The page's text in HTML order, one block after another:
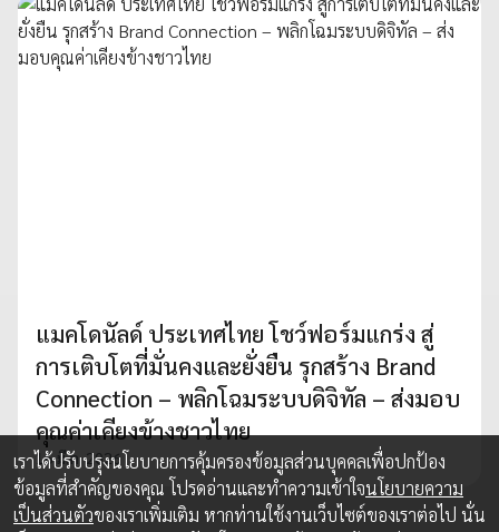
แมคโดนัลด์ ประเทศไทย โชว์ฟอร์มแกร่ง สู่
การเติบโตที่มั่นคงและยั่งยืน รุกสร้าง Brand
Connection – พลิกโฉมระบบดิจิทัล – ส่งมอบ
คุณค่าเคียงข้างชาวไทย
16 มี.ค. 2026
เราได้ปรับปรุงนโยบายการคุ้มครองข้อมูลส่วนบุคคลเพื่อปกป้อง
ข้อมูลที่สำคัญของคุณ โปรดอ่านและทำความเข้าใจนโยบายความ
เป็นส่วนตัวของเราเพิ่มเติม หากท่านใช้งานเว็บไซต์ของเราต่อไป นั่น